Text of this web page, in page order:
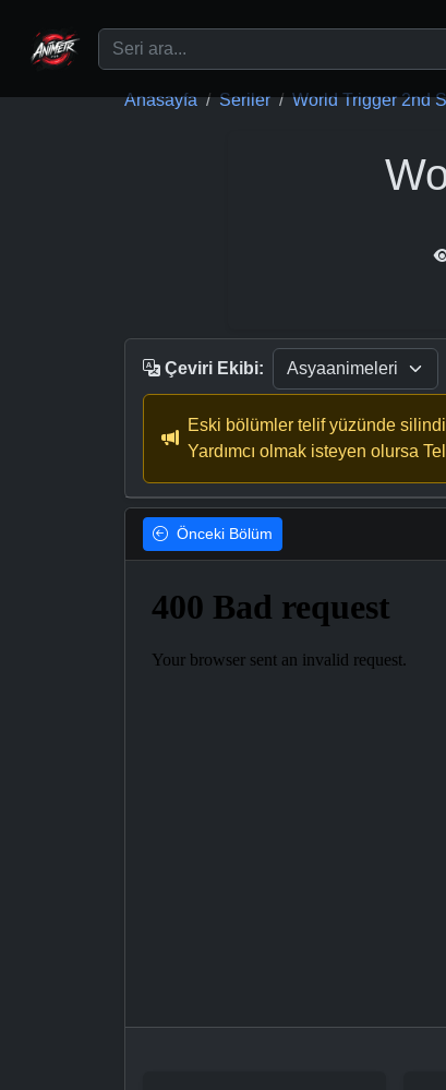
Anasayfa Seriler World Trigger 2nd
Çeviri Ekibi:
Eski bölümler telif yüzünde
Yardımcı olmak isteyen olursa
Önceki Bölüm